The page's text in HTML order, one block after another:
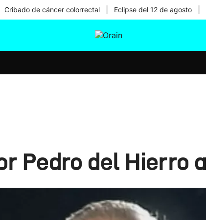
Cribado de cáncer colorrectal Eclipse del 12 de agosto
Pedro del Hierro